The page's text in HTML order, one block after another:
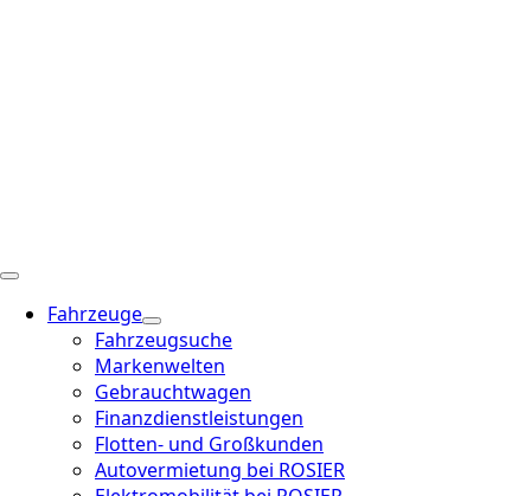
Fahrzeuge
Fahrzeugsuche
Markenwelten
Gebrauchtwagen
Finanzdienstleistungen
Flotten- und Großkunden
Autovermietung bei ROSIER